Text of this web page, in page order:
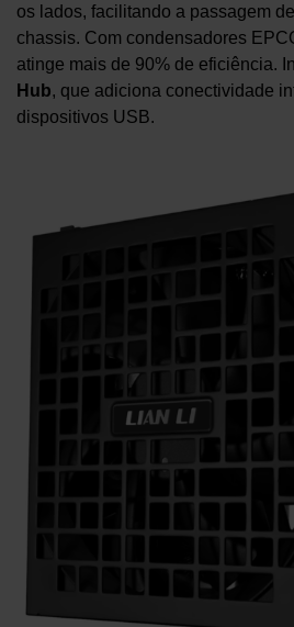
os lados, facilitando a passagem
chassis. Com condensadores
atinge mais de 90% de eficiência.
Hub, que adiciona conectividade
dispositivos USB.